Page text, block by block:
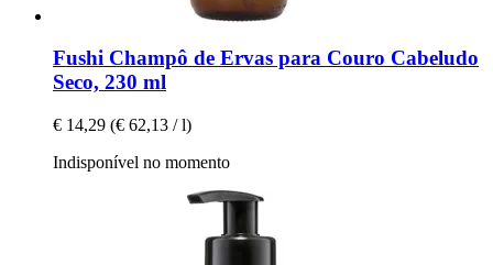
Fushi Champô de Ervas para Couro Cabeludo
Seco, 230 ml
€ 14,29 (€ 62,13 / l)
Indisponível no momento